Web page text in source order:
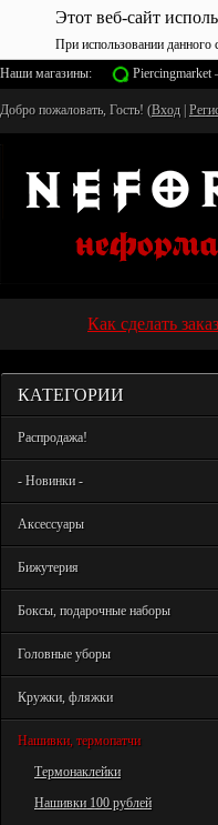
Этот веб-сайт
При использовании данного
Наши магазины:
Piercingmarket
Добро пожаловать, Гость! (Вход
Как сделать заказ
КАТЕГОРИИ
Распродажа!
- Новинки -
Аксессуары
Бижутерия
Боксы, подарочные наборы
Головные уборы
Кружки, фляжки
Нашивки, термопатчи
Термонаклейки
Нашивки 100 рублей